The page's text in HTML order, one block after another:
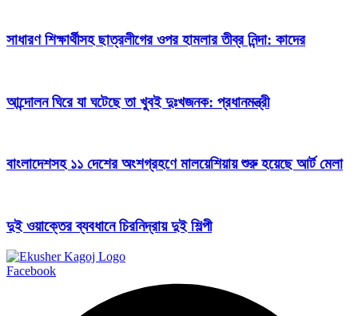
সাধারণ শিক্ষার্থীসহ ছাত্রলীগের ওপর হামলার তীব্র নিন্দা: কাদের
আন্দোলন ঘিরে যা ঘটেছে তা খুবই দুঃখজনক: প্রধানমন্ত্রী
বাংলাদেশসহ ১১ দেশের অংশগ্রহণে মালয়েশিয়ায় শুরু হয়েছে আর্ট মেলা
দুই ওয়াক্তের ব্যবধানে চিরনিদ্রায় দুই শিল্পী
Facebook